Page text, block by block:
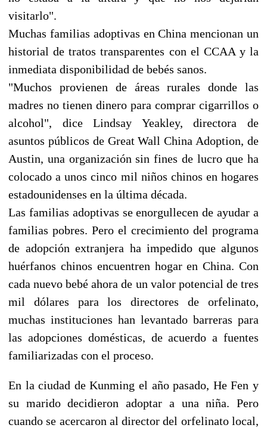
visitarlo".
Muchas familias adoptivas en China mencionan un
historial de tratos transparentes con el CCAA y la
inmediata disponibilidad de bebés sanos.
"Muchos provienen de áreas rurales donde las
madres no tienen dinero para comprar cigarrillos o
alcohol", dice Lindsay Yeakley, directora de
asuntos públicos de Great Wall China Adoption, de
Austin, una organización sin fines de lucro que ha
colocado a unos cinco mil niños chinos en hogares
estadounidenses en la última década.
Las familias adoptivas se enorgullecen de ayudar a
familias pobres. Pero el crecimiento del programa
de adopción extranjera ha impedido que algunos
huérfanos chinos encuentren hogar en China. Con
cada nuevo bebé ahora de un valor potencial de tres
mil dólares para los directores de orfelinato,
muchas instituciones han levantado barreras para
las adopciones domésticas, de acuerdo a fuentes
familiarizadas con el proceso.
En la ciudad de Kunming el año pasado, He Fen y
su marido decidieron adoptar a una niña. Pero
cuando se acercaron al director del orfelinato local,